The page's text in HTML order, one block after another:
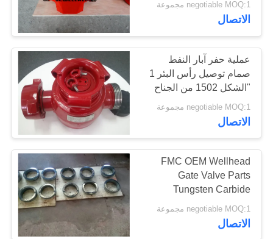
أخبار
حالات
خريطة
الموقع
PRIVACY
POLICY
negotiable MOQ:1 مجموعة
الاتصال
عملية حفر آبار النفط
صمام توصيل رأس البئر 1
"الشكل 1502 من الجناح
إلى توصيل الخيوط
negotiable MOQ:1 مجموعة
الاتصال
FMC OEM Wellhead
Gate Valve Parts
Tungsten Carbide
SS410 10000 Psi
negotiable MOQ:1 مجموعة
الاتصال